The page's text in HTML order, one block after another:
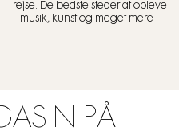
rejse: De bedste steder at opleve
musik, kunst og meget mere
PÅ